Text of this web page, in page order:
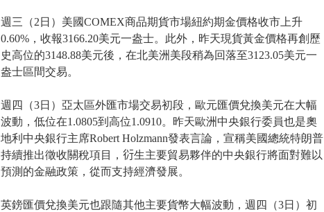
週三（2日）美國COMEX商品期貨市場紐約期金價格收市上升
0.60%，收報3166.20美元一盎士。此外，昨天現貨黃金價格再創歷
史高位的3148.88美元後，在北美洲美段稍為回落至3123.05美元一
盎士區間交易。
週四（3日）亞太區外匯市場交易初段，歐元匯價兌換美元在大幅
波動，低位在1.0805到高位1.0910。昨天歐洲中央銀行委員也是奧
地利中央銀行主席Robert Holzmann發表言論，宣稱美國總統特朗普
持續推出徵收關稅項目，𧗠生主要貿易夥伴的中央銀行將面對難以
預測的金融政策，從而支持經濟發展。
英鎊匯價兌換美元也跟隨其他主要貨幣大幅波動，週四（3日）初